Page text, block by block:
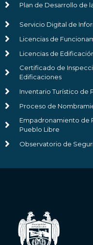
Plan de Desarrollo de
Servicio Digital de
Licencias de
Licencias de
Certificado de
Edificaciones
Inventario Turístico de
Proceso de
Empadronamiento de
Pueblo Libre
Observatorio de